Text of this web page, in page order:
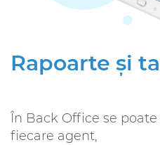
Rapoarte și
În Back Office se
fiecare agent,